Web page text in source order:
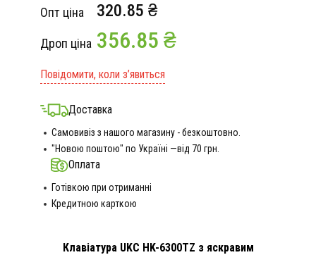
Опт ціна 320.85 ₴
Дроп ціна 356.85 ₴
Повідомити, коли з’явиться
Доставка
Самовивіз з нашого магазину - безкоштовно.
"Новою поштою" по Україні —від 70 грн.
Оплата
Готівкою при отриманні
Кредитною карткою
Клавіатура UKC HK-6300TZ з яскравим